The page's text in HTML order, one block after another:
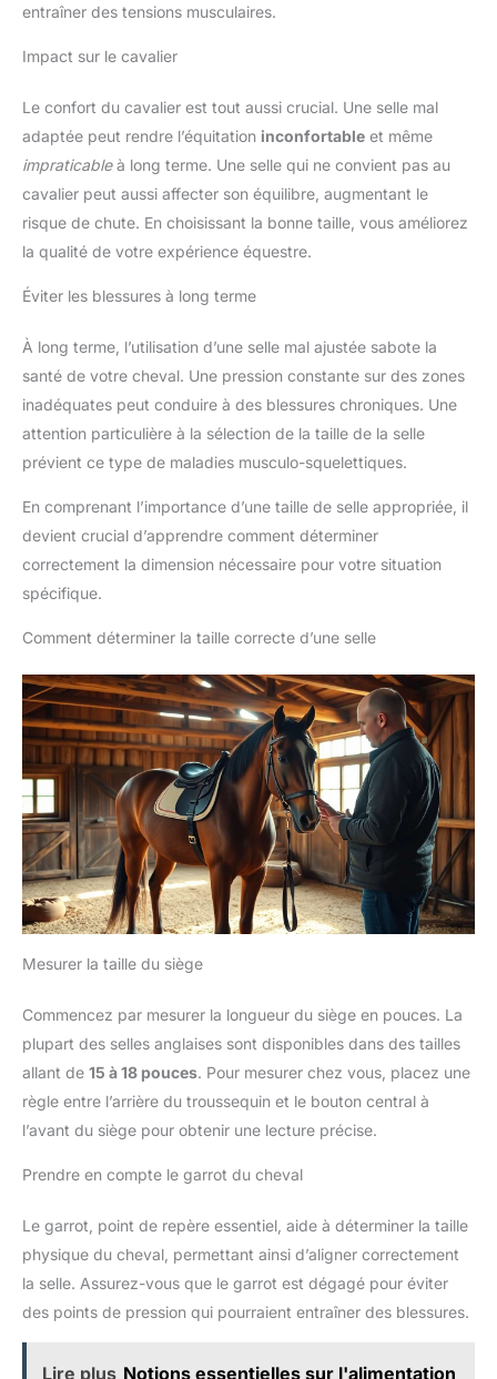
entraîner des tensions musculaires.
Impact sur le cavalier
Le confort du cavalier est tout aussi crucial. Une selle mal
adaptée peut rendre l’équitation inconfortable et même
impraticableà long terme. Une selle qui ne convient pas au
cavalier peut aussi affecter son équilibre, augmentant le
risque de chute. En choisissant la bonne taille, vous améliorez
la qualité de votre expérience équestre.
Éviter les blessures à long terme
À long terme, l’utilisation d’une selle mal ajustée sabote la
santé de votre cheval. Une pression constante sur des zones
inadéquates peut conduire à des blessures chroniques. Une
attention particulière à la sélection de la taille de la selle
prévient ce type de maladies musculo-squelettiques.
En comprenant l’importance d’une taille de selle appropriée, il
devient crucial d’apprendre comment déterminer
correctement la dimension nécessaire pour votre situation
spécifique.
Comment déterminer la taille correcte d’une selle
Mesurer la taille du siège
Commencez par mesurer la longueur du siège en pouces. La
plupart des selles anglaises sont disponibles dans des tailles
allant de 15 à 18 pouces. Pour mesurer chez vous, placez une
règle entre l’arrière du troussequin et le bouton central à
l’avant du siège pour obtenir une lecture précise.
Prendre en compte le garrot du cheval
Le garrot, point de repère essentiel, aide à déterminer la taille
physique du cheval, permettant ainsi d’aligner correctement
la selle. Assurez-vous que le garrot est dégagé pour éviter
des points de pression qui pourraient entraîner des blessures.
Lire plus Notions essentielles sur l'alimentation